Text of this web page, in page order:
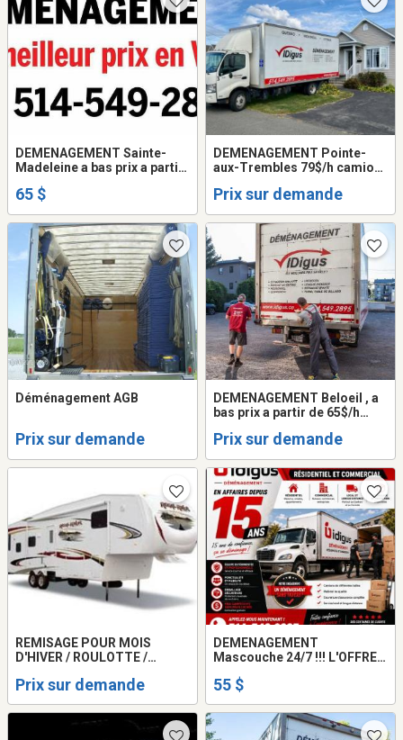
DEMENAGEMENT Sainte-
Madeleine a bas prix a partir
pieds +2 demenageurs. 514-
65 $
DEMENAGEMENT Pointe-
aux-Trembles 79$/h camion
2895
Prix sur demande
Déménagement AGB
Prix sur demande
DEMENAGEMENT Beloeil , a
bas prix a partir de 65$/h
demenageurs.514-549-2895
Prix sur demande
REMISAGE POUR MOIS
D'HIVER / ROULOTTE /
EXTÉRIEUR SVP
COMMUNIQUER PAR tel 450
467-0736
Prix sur demande
DEMENAGEMENT
Mascouche 24/7 !!! L'OFFRE
heure
55 $